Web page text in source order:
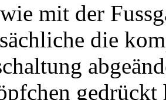
mit der
die